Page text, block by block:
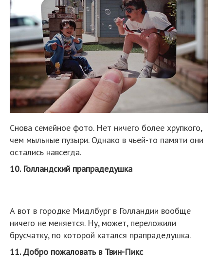
Снова семейное фото. Нет ничего более хрупкого,
чем мыльные пузыри. Однако в чьей-то памяти они
остались навсегда.
10. Голландский прапрадедушка
А вот в городке Мидлбург в Голландии вообще
ничего не меняется. Ну, может, переложили
брусчатку, по которой катался прапрадедушка.
11. Добро пожаловать в Твин-Пикс